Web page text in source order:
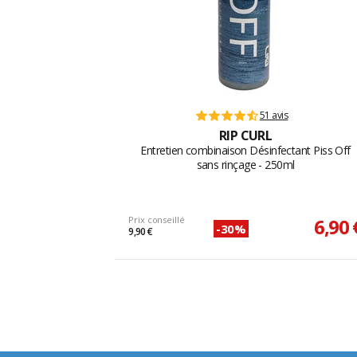
51 avis
RIP CURL
Entretien combinaison Désinfectant Piss Off
sans rinçage - 250ml
Prix conseillé
9,90 € -30% 6,90